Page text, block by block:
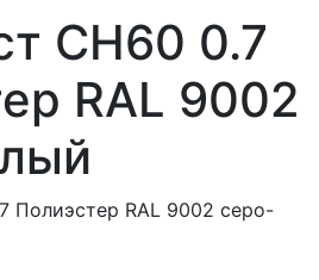
СН60 0.7
RAL 9002